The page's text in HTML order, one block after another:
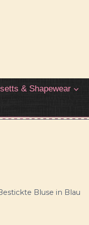
& Shapewear
Bluse in Blau